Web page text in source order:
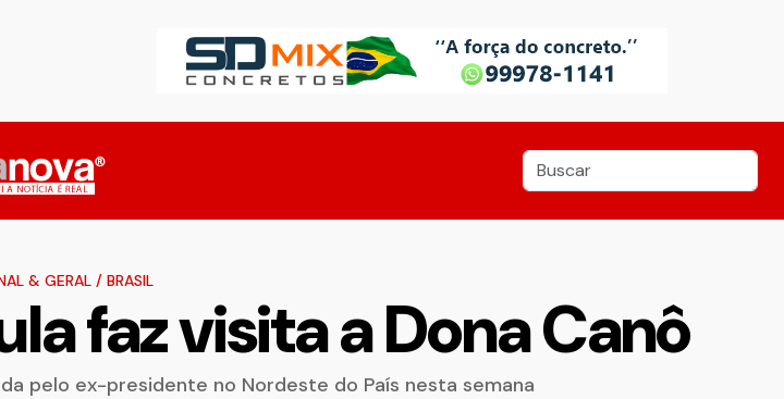
& GERAL/ BRASIL
faz visita a Dona Canô
pelo ex-presidente no Nordeste do País nesta semana